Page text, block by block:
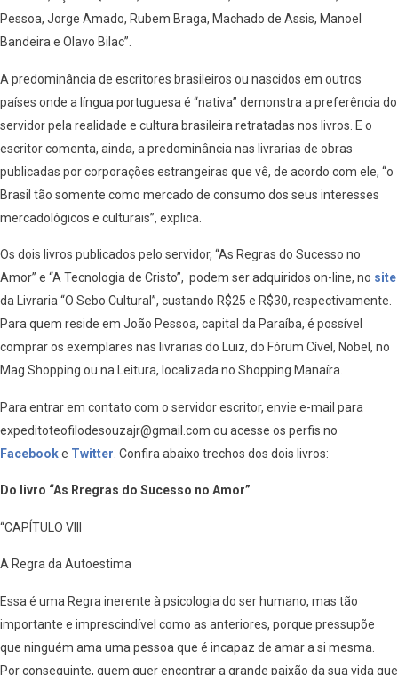
Pessoa, Jorge Amado, Rubem Braga, Machado de Assis, Manoel
Bandeira e Olavo Bilac”.
A predominância de escritores brasileiros ou nascidos em outros
países onde a língua portuguesa é “nativa” demonstra a preferência do
servidor pela realidade e cultura brasileira retratadas nos livros. E o
escritor comenta, ainda, a predominância nas livrarias de obras
publicadas por corporações estrangeiras que vê, de acordo com ele, “o
Brasil tão somente como mercado de consumo dos seus interesses
mercadológicos e culturais”, explica.
Os dois livros publicados pelo servidor, “As Regras do Sucesso no
Amor” e “A Tecnologia de Cristo”, podem ser adquiridos on-line, no site
da Livraria “O Sebo Cultural”, custando R$25 e R$30, respectivamente.
Para quem reside em João Pessoa, capital da Paraíba, é possível
comprar os exemplares nas livrarias do Luiz, do Fórum Cível, Nobel, no
Mag Shopping ou na Leitura, localizada no Shopping Manaíra.
Para entrar em contato com o servidor escritor, envie e-mail para
expeditoteofilodesouzajr@gmail.com ou acesse os perfis no
Facebooke Twitter . Confira abaixo trechos dos dois livros:
Do livro “As Rregras do Sucesso no Amor”
“CAPÍTULO VIII
A Regra da Autoestima
Essa é uma Regra inerente à psicologia do ser humano, mas tão
importante e imprescindível como as anteriores, porque pressupõe
que ninguém ama uma pessoa que é incapaz de amar a si mesma.
Por conseguinte, quem quer encontrar a grande paixão da sua vida que